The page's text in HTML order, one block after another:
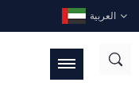
العربية